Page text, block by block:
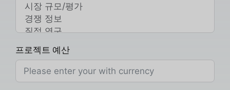
프로젝트 예산